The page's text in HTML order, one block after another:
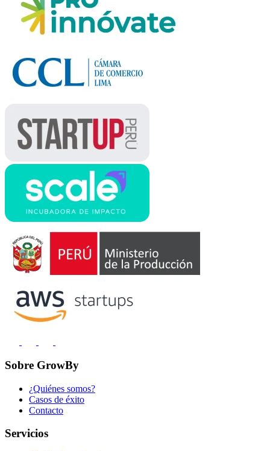
Sobre GrowBy
¿Quiénes somos?
Casos de éxito
Contacto
Servicios